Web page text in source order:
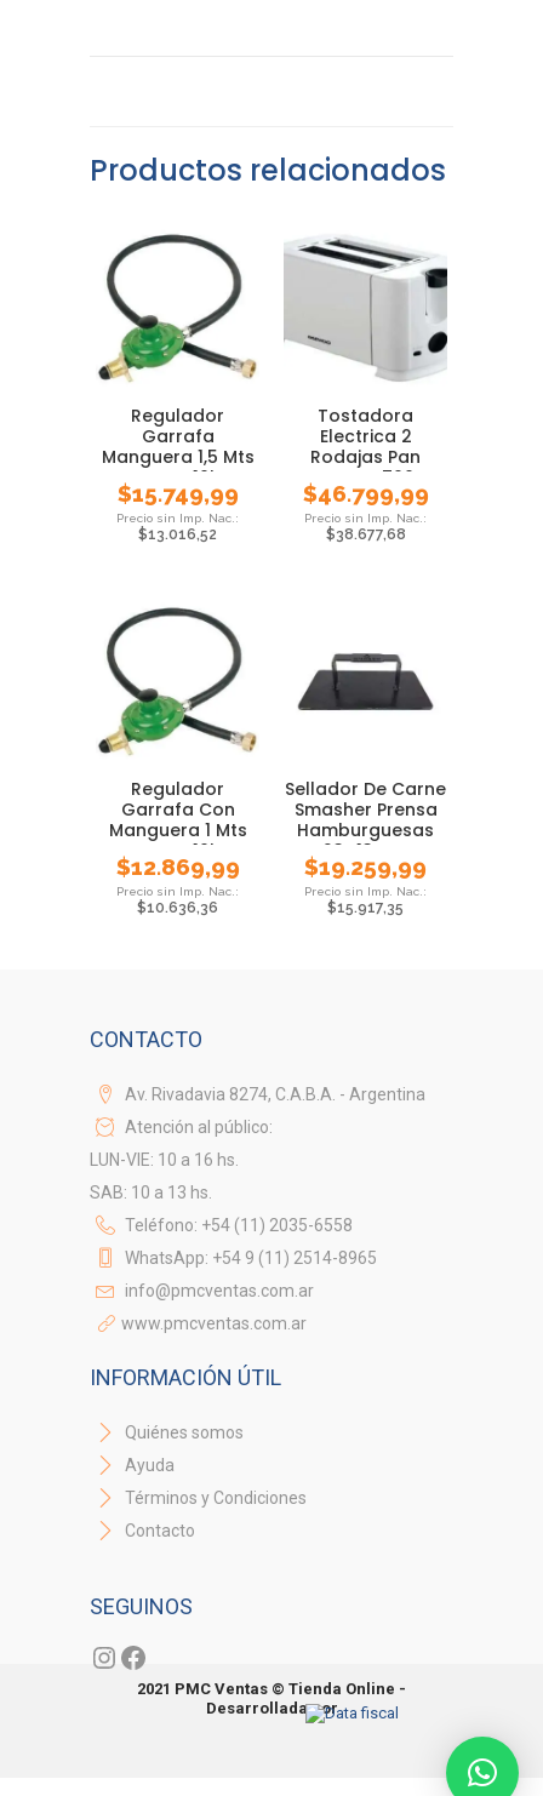
Productos relacionados
Regulador
Garrafa
Manguera 1,5 Mts
Brogas 10kg
Cocina Anafe
$15.749,99
$13.016,52
Tostadora
Electrica 2
Rodajas Pan
Daewoo 700w
$46.799,99
$38.677,68
Regulador
Garrafa Con
Manguera 1 Mts
Brogas 10kg
Cocina Anaf
$12.869,99
$10.636,36
Sellador De Carne
Smasher Prensa
Hamburguesas
23×13 Cm
$19.259,99
$15.917,35
CONTACTO
Av. Rivadavia 8274, C.A.B.A. - Argentina
Atención al público:
LUN-VIE: 10 a 16 hs.
SAB: 10 a 13 hs.
Teléfono: +54 (11) 2035-6558
WhatsApp: +54 9 (11) 2514-8965
info@pmcventas.com.ar
www.pmcventas.com.ar
INFORMACIÓN ÚTIL
Quiénes somos
Ayuda
Términos y Condiciones
Contacto
SEGUINOS
Instagram
Facebook
2021 PMC Ventas © Tienda Online -
Desarrollada por